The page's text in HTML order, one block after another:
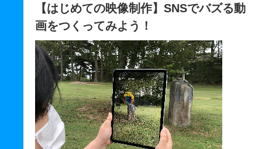
【はじめての映像制作】SNSでバズる動
画をつくってみよう！